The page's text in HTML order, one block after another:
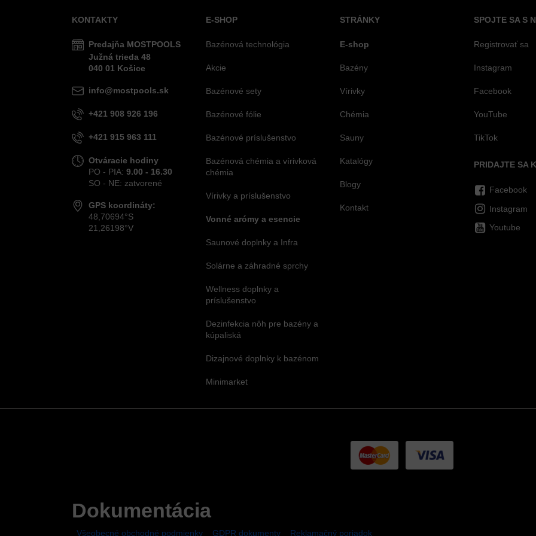
KONTAKTY
Predajňa MOSTPOOLS
Južná trieda 48
040 01 Košice
info@mostpools.sk
+421 908 926 196
+421 915 963 111
Otváracie hodiny
PO - PIA: 9.00 - 16.30
SO - NE: zatvorené
GPS koordináty:
48,70694°S
21,26198°V
E-SHOP
Bazénová technológia
Akcie
Bazénové sety
Bazénové fólie
Bazénové príslušenstvo
Bazénová chémia a vírivková
chémia
Vírivky a príslušenstvo
Vonné arómy a esencie
Saunové doplnky a Infra
Solárne a záhradné sprchy
Wellness doplnky a
príslušenstvo
Dezinfekcia nôh pre bazény a
kúpaliská
Dizajnové doplnky k bazénom
Minimarket
STRÁNKY
E-shop
Bazény
Vírivky
Chémia
Sauny
Katalógy
Blogy
Kontakt
SPOJTE SA S
Registrovať sa
Instagram
Facebook
YouTube
TikTok
PRIDAJTE SA
Facebook
Instagram
Youtube
Dokumentácia
Všeobecné obchodné podmienky GDPR dokumenty Reklamačný poriadok